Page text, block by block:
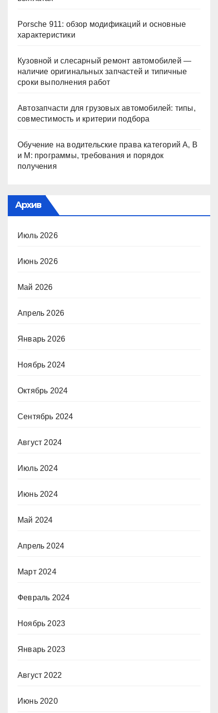
Porsche 911: обзор модификаций и основные
характеристики
Кузовной и слесарный ремонт автомобилей —
наличие оригинальных запчастей и типичные
сроки выполнения работ
Автозапчасти для грузовых автомобилей: типы,
совместимость и критерии подбора
Обучение на водительские права категорий A, B
и M: программы, требования и порядок
получения
Архив
Июль 2026
Июнь 2026
Май 2026
Апрель 2026
Январь 2026
Ноябрь 2024
Октябрь 2024
Сентябрь 2024
Август 2024
Июль 2024
Июнь 2024
Май 2024
Апрель 2024
Март 2024
Февраль 2024
Ноябрь 2023
Январь 2023
Август 2022
Июнь 2020